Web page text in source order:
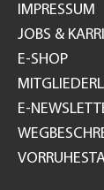
IMPRESSUM
JOBS &
E-SHOP
E-